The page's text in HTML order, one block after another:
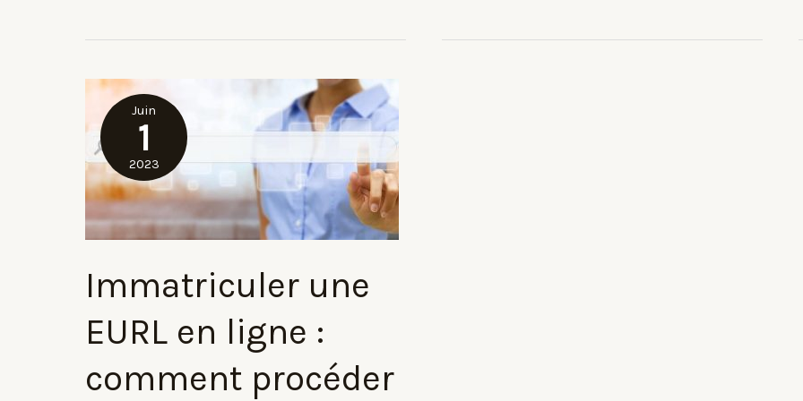
EURL:
étapes
suivre
et
les
formalités
accomplir
Juin
1
2023
Immatriculer une
EURL en ligne :
comment procéder